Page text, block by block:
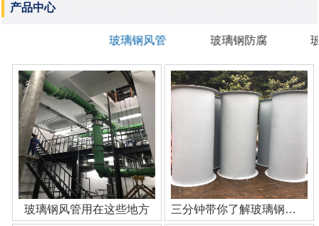
产品中心
玻璃钢风管 玻璃钢防腐
玻璃钢风管用在这些地方 三分钟带你了解玻璃钢管道